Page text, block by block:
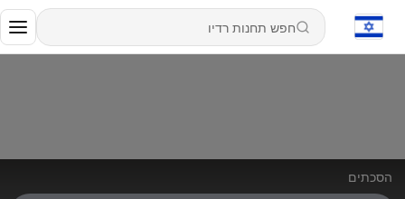
הסכתים